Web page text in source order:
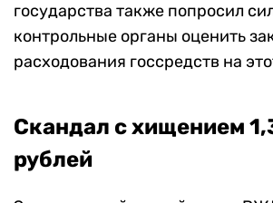
государства также попросил
контрольные органы оценить
расходования госсредств на
Скандал с хищением
рублей